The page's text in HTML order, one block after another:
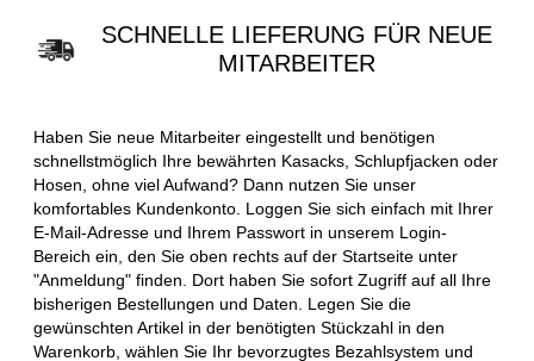
SCHNELLE LIEFERUNG FÜR NEUE
MITARBEITER
Haben Sie neue Mitarbeiter eingestellt und benötigen
schnellstmöglich Ihre bewährten Kasacks, Schlupfjacken oder
Hosen, ohne viel Aufwand? Dann nutzen Sie unser
komfortables Kundenkonto. Loggen Sie sich einfach mit Ihrer
E-Mail-Adresse und Ihrem Passwort in unserem Login-
Bereich ein, den Sie oben rechts auf der Startseite unter
"Anmeldung" finden. Dort haben Sie sofort Zugriff auf all Ihre
bisherigen Bestellungen und Daten. Legen Sie die
gewünschten Artikel in der benötigten Stückzahl in den
Warenkorb, wählen Sie Ihr bevorzugtes Bezahlsystem und